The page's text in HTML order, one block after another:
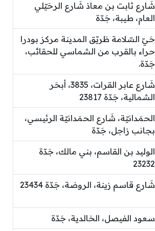
شَارع ثابت بن معاذ شَارع الرحَيّلي
العام، طيبة، جَدّة
حَيّ السّلامة طَريّق المدينة مركز بودرا
حراء بالقرب من الشماسي للحقائب،
جَدّة.
شَارع عابر القرات، 3835، أبحَر
الشمالية، جَدّة 23817
الحمَدانيّة، شَارع الحمَدانيّة الرئيسي،
بجانب زاجل، جَدّة
الوليد بن القاسم، بني مالك، جَدّة
23232
شَارع قاسم زينة، الروضة، جَدّة 23434
سعود الفيصل، الخالدية، جَدّة